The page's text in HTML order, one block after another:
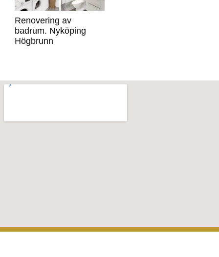
Renovering av
badrum. Nyköping
Högbrunn